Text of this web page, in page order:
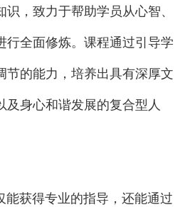
，致力于帮助学员从心智、
行全面修炼。课程通过引导学
节的能力，培养出具有深厚文
及身心和谐发展的复合型人
能获得专业的指导，还能通过